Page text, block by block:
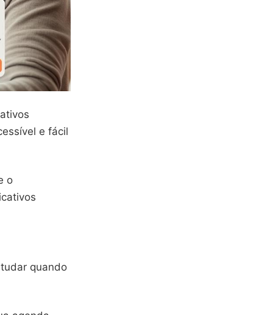
e fácil
o
quando